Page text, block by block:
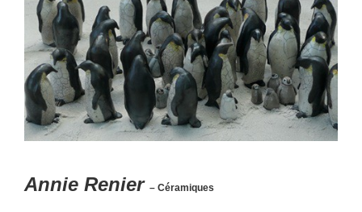
Annie Renier – Céramiques